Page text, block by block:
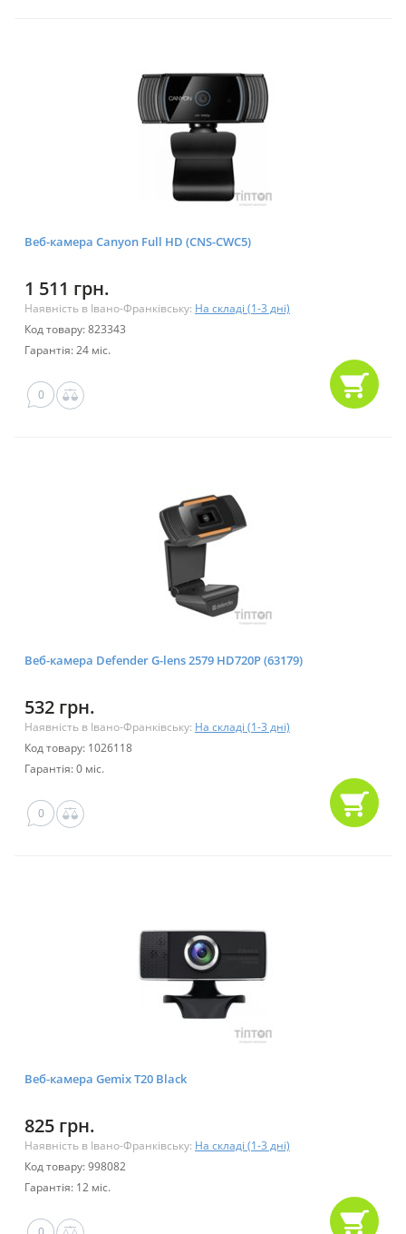
Веб-камера Canyon Full HD (CNS-CWC5)
1 511 грн.
Наявність в Івано-Франківську: На складі (1-3 дні)
Код товару: 823343
Гарантія: 24 міс.
0
Веб-камера Defender G-lens 2579 HD720P (63179)
532 грн.
Наявність в Івано-Франківську: На складі (1-3 дні)
Код товару: 1026118
Гарантія: 0 міс.
0
Веб-камера Gemix T20 Black
825 грн.
Наявність в Івано-Франківську: На складі (1-3 дні)
Код товару: 998082
Гарантія: 12 міс.